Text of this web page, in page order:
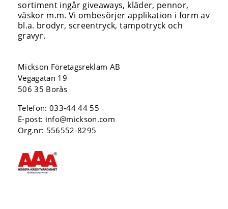
sortiment ingår giveaways, kläder, pennor,
väskor m.m. Vi ombesörjer applikation i form av
bl.a. brodyr, screentryck, tampotryck och
gravyr.
Mickson Företagsreklam AB
Vegagatan 19
506 35 Borås
Telefon:033-44 44 55
E-post: info@mickson.com
Org.nr: 556552-8295